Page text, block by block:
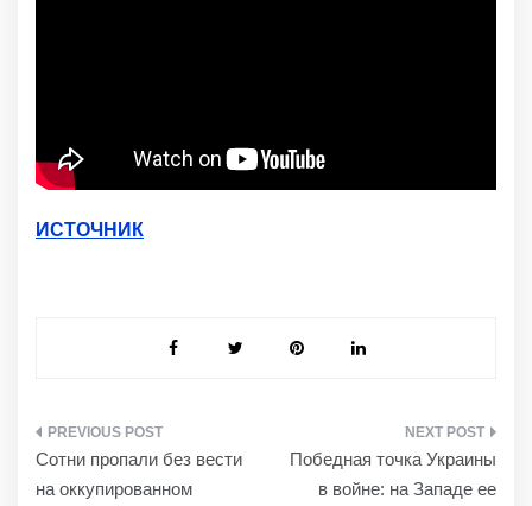
ИСТОЧНИК
НАВИГАЦИЯ
ПО
Сотни пропали без вести
на оккупированном
Победная точка Украины
в войне: на Западе ее